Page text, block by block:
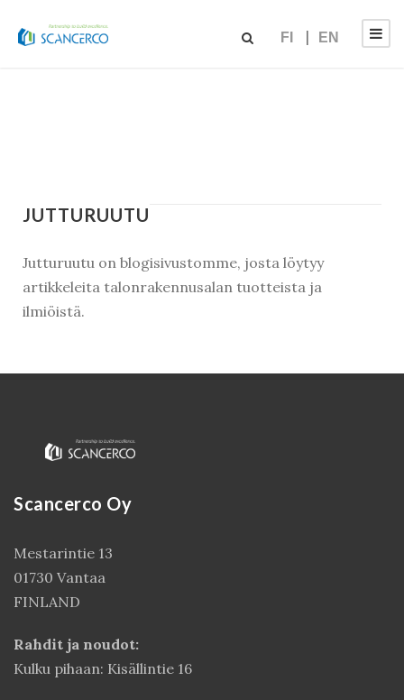
FI EN
JUTTURUUTU
Jutturuutu on blogisivustomme, josta löytyy
artikkeleita talonrakennusalan tuotteista ja
ilmiöistä.
Scancerco Oy
Mestarintie 13
01730 Vantaa
FINLAND
Rahdit ja noudot:
Kulku pihaan: Kisällintie 16